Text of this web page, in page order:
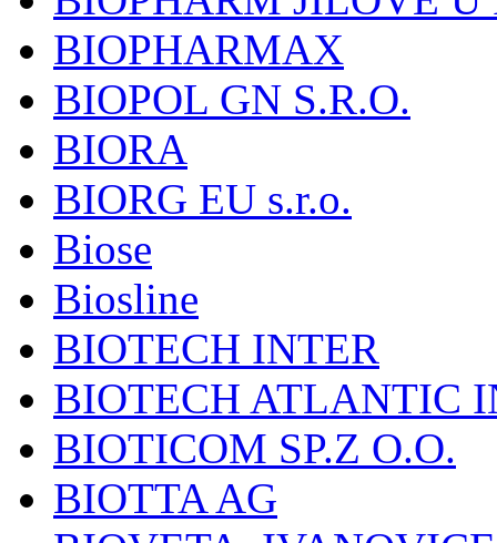
BIOPHARMAX
BIOPOL GN S.R.O.
BIORA
BIORG EU s.r.o.
Biose
Biosline
BIOTECH INTER
BIOTECH ATLANTIC
BIOTICOM SP.Z O.O.
BIOTTA AG